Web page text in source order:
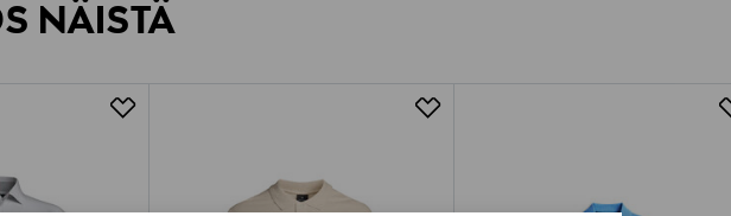
Alk. 6,90 €, kun toimitus on saatavilla valittuun osoitteeseen.
NÄISTÄ